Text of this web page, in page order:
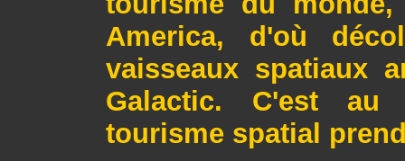
America, d'où
vaisseaux spatiaux
Galactic. C'est au
tourisme spatial